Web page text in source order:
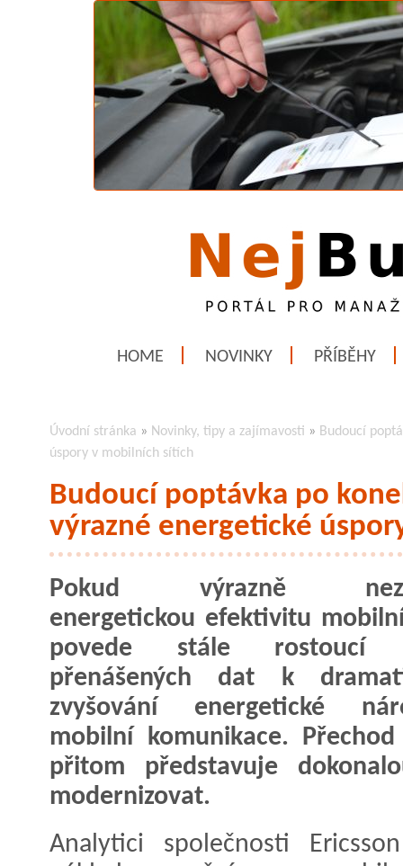
HOME NOVINKY PŘÍBĚHY
Úvodní stránka » Novinky, tipy a zajímavosti » Budoucí
úspory v mobilních sítích
Budoucí poptávka po
výrazné energetické
Pokud výrazně
energetickou efektivitu
povede stále rostoucí
přenášených dat k
zvyšování energetické
mobilní komunikace.
přitom představuje
modernizovat.
Analytici společnosti